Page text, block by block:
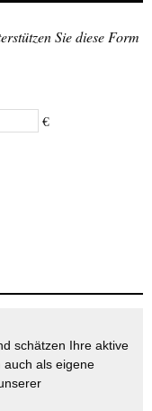
Sie diese Form
€
schätzen Ihre aktive
auch als eigene